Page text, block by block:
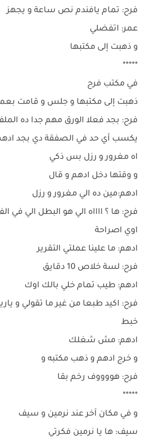
فرح: تمام يافندم نص ساعة و يجهز
عمر: اتفضلي
و ذهبت إلى مكتبها
*****
في مكتب فرح
ذهبت إلى مكتبها و جلس و قامت
فرح: بجد فعلا الورق مهم جدا ده
يكسب أي حد في الصفقة دي بجد
اه مغرور و رزل بس ذكي
و وقتها دخل ادهم و قال
ادهم:مين ده الي مغرور و رزل
فرح: ها ؟ ااااه الي هو البطل الي في
اوي اصراحة
ادهم: ما علينا عملتي التقرير
فرح: لسة خلاص 10 دقايق
ادهم: طيب تمام خلي بالك اوك
فرح: اكيد طبعا من غير ما تقولي و
خبط
ادهم: مش شغلك
و خرج ادهم و ذهب مكتبه و
فرح: هووووف رخم بقا
*****
و في مكان آخر عند نرمين و سيف
سيف: ها يا نرمين فكرتي